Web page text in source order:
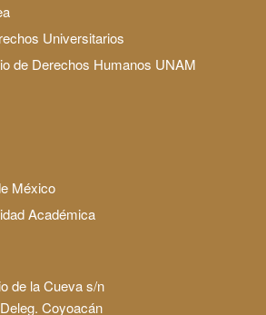
Universitarios
de Derechos Humanos UNAM
México
Académica
de la Cueva s/n
Coyoacán